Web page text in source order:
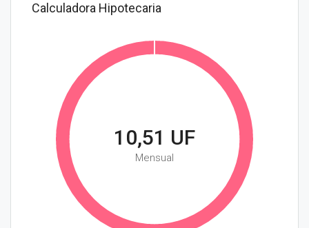
Calculadora Hipotecaria
10,51 UF
Mensual